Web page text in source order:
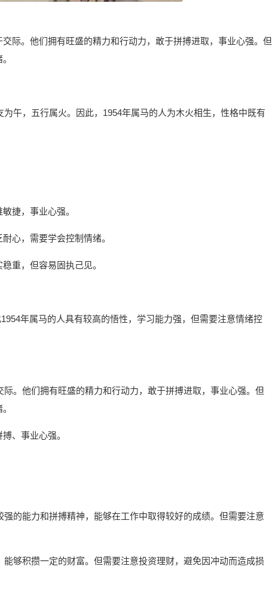
际。他们拥有旺盛的精力和行动力，敢于拼搏进取，事业心强。但
午，五行属火。因此，1954年属马的人为木火相生，性格中既有
捷，事业心强。
心，需要学会控制情绪。
重，但容易固执己见。
年属马的人具有较高的悟性，学习能力强，但需要注意情绪控
。他们拥有旺盛的精力和行动力，敢于拼搏进取，事业心强。但
、事业心强。
的能力和拼搏精神，能够在工作中取得较好的成绩。但需要注意
够积攒一定的财富。但需要注意投资理财，避免因冲动而造成损